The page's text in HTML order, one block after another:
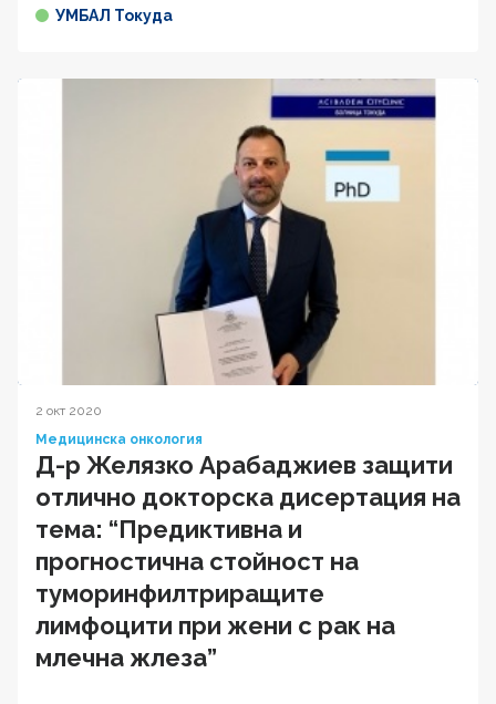
УМБАЛ Токуда
2 окт 2020
Медицинска онкология
Д-р Желязко Арабаджиев защити
отлично докторска дисертация на
тема: “Предиктивна и
прогностична стойност на
туморинфилтриращите
лимфоцити при жени с рак на
млечна жлеза”